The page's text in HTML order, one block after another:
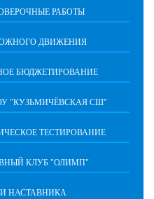
РАБОТЫ
ДВИЖЕНИЯ
БЮДЖЕТИРОВАНИЕ
"КУЗЬМИЧЁВСКАЯ СШ"
ТЕСТИРОВАНИЕ
КЛУБ "ОЛИМП"
НАСТАВНИКА